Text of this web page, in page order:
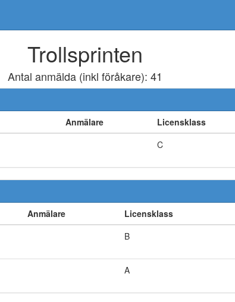
Trollsprinten
Antal anmälda (inkl föråkare): 41
Anmälare Licensklass
C
Anmälare Licensklass
B
A